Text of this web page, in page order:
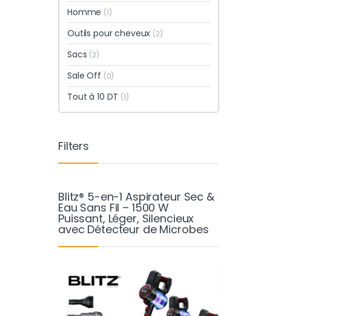
Homme (1)
Outils pour cheveux (2)
Sacs (2)
Sale Off (0)
Tout à 10 DT (1)
Filters
Blitz® 5-en-1 Aspirateur Sec &
Eau Sans Fil – 1500 W
Puissant, Léger, Silencieux
avec Détecteur de Microbes